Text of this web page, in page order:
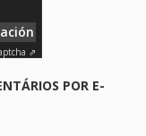
⇗
POR E-